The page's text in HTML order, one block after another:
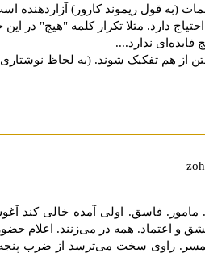
فایده‌ای ندارد....
فاسق. اولی آمده خالی کند
و اعتماد. همه در می‌زنند. اعلام
راوی سخت می‌ترسد از ضرب